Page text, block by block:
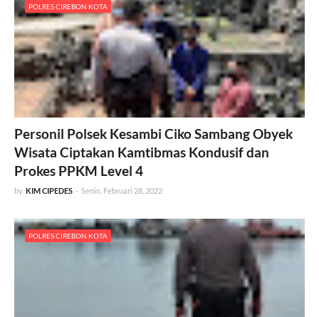
POLRES CIREBON KOTA
Personil Polsek Kesambi Ciko Sambang Obyek
Wisata Ciptakan Kamtibmas Kondusif dan
Prokes PPKM Level 4
by KIM CIPEDES - Senin, Februari 28, 2022
POLRES CIREBON KOTA